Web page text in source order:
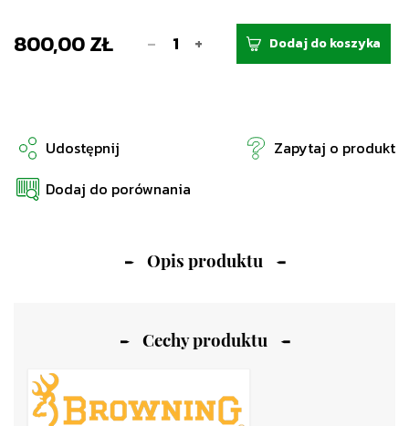
800,00 ZŁ - + Dodaj do koszyka
Udostępnij
Zapytaj o produkt
Dodaj do porównania
Cechy produktu
Opis produktu